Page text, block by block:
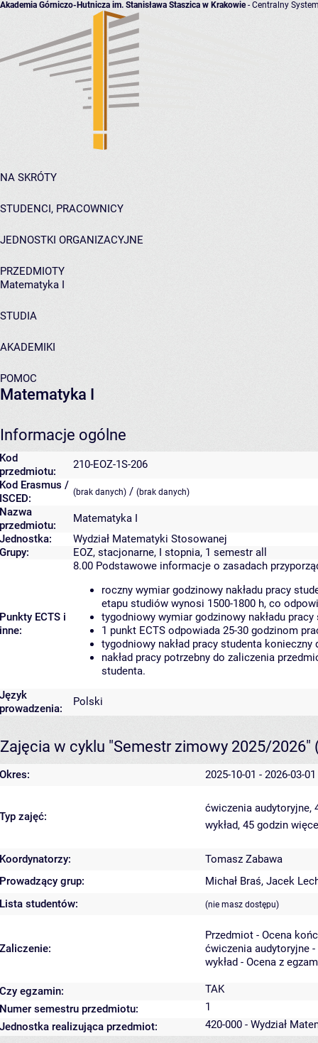
Akademia Górniczo-Hutnicza im. Stanisława Staszica w Krakowie- Centralny
NA SKRÓTY
STUDENCI, PRACOWNICY
JEDNOSTKI ORGANIZACYJNE
PRZEDMIOTY
Matematyka I
STUDIA
AKADEMIKI
POMOC
Matematyka I
Informacje ogólne
Kod
przedmiotu:
210-EOZ-1S-206
Kod Erasmus /
ISCED:
(brak danych) / (brak danych)
Nazwa
przedmiotu:
Matematyka I
Jednostka:
Wydział Matematyki Stosowanej
Grupy:
EOZ, stacjonarne, I stopnia, 1 semestr all
Punkty ECTS i
inne:
8.00 Podstawowe informacje o zasadach
roczny wymiar godzinowy nakładu pracy
etapu studiów wynosi 1500-1800 h, co
tygodniowy wymiar godzinowy nakładu
1 punkt ECTS odpowiada 25-30 godzinom
tygodniowy nakład pracy studenta
nakład pracy potrzebny do zaliczenia
studenta.
Język
prowadzenia:
Polski
Zajęcia w cyklu "Semestr zimowy 2025/2026"
Okres: 2025-10-01 - 2026-03-01
Typ zajęć:
ćwiczenia audytoryjne,
wykład, 45 godzin
Koordynatorzy:
Tomasz Zabawa
Prowadzący grup:
Michał Braś, Jacek
Lista studentów:
(nie masz dostępu)
Zaliczenie:
Przedmiot - Ocena
ćwiczenia audytoryjne
wykład - Ocena z
Czy egzamin:
TAK
Numer semestru przedmiotu:
1
Jednostka realizująca przedmiot:
420-000 - Wydział